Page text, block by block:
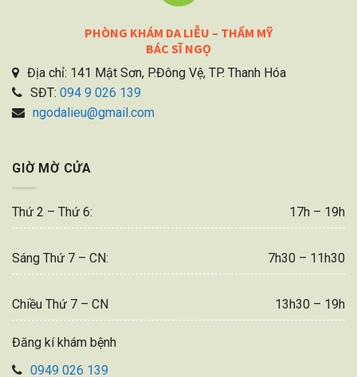
PHÒNG KHÁM DA LIỄU – THẨM MỸ
BÁC SĨ NGỌ
Địa chỉ: 141 Mật Sơn, P.Đông Vệ, TP. Thanh Hóa
SĐT: 094 9 026 139
ngodalieu@gmail.com
GIỜ MỜ CỬA
Thứ 2 – Thứ 6: 17h – 19h
Sáng Thứ 7 – CN: 7h30 – 11h30
Chiều Thứ 7 – CN 13h30 – 19h
Đăng kí khám bệnh
0949 026 139